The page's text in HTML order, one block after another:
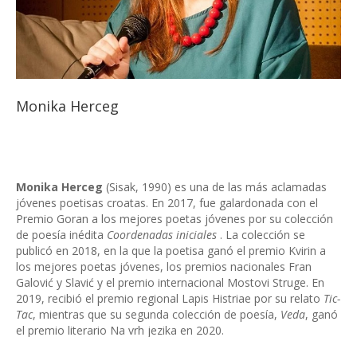
Monika Herceg
Monika Herceg (Sisak, 1990) es una de las más aclamadas
jóvenes poetisas croatas. En 2017, fue galardonada con el
Premio Goran a los mejores poetas jóvenes por su colección
de poesía inédita Coordenadas iniciales . La colección se
publicó en 2018, en la que la poetisa ganó el premio Kvirin a
los mejores poetas jóvenes, los premios nacionales Fran
Galović y Slavić y el premio internacional Mostovi Struge. En
2019, recibió el premio regional Lapis Histriae por su relato Tic-
Tac, mientras que su segunda colección de poesía, Veda, ganó
el premio literario Na vrh jezika en 2020.